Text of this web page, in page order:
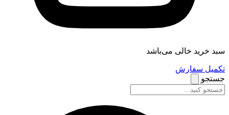
سبد خرید خالی می‌باشد
تکمیل سفارش
جستجو